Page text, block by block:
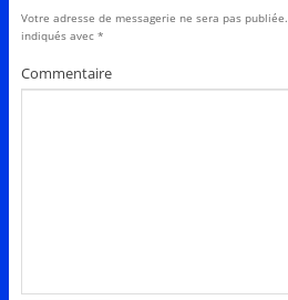
Votre adresse de messagerie ne sera pas publiée.
indiqués avec *
Commentaire